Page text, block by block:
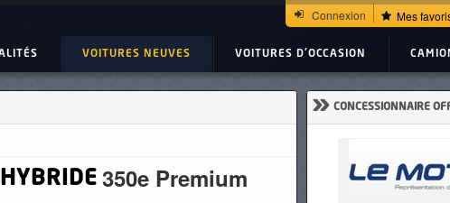
Connexion Mes
VOITURES NEUVES VOITURES D'OCCASION
350e Premium
» CONCESSIONNAIRE